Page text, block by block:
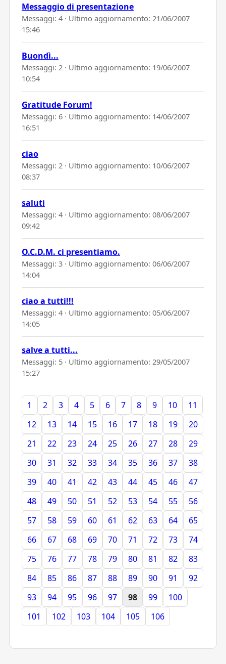
Messaggio di presentazione
Messaggi: 4 · Ultimo aggiornamento: 21/06/2007
15:46
Buondì...
Messaggi: 2 · Ultimo aggiornamento: 19/06/2007
10:54
Gratitude Forum!
Messaggi: 6 · Ultimo aggiornamento: 14/06/2007
16:51
ciao
Messaggi: 2 · Ultimo aggiornamento: 10/06/2007
08:37
saluti
Messaggi: 4 · Ultimo aggiornamento: 08/06/2007
09:42
O.C.D.M. ci presentiamo.
Messaggi: 3 · Ultimo aggiornamento: 06/06/2007
14:04
ciao a tutti!!!
Messaggi: 4 · Ultimo aggiornamento: 05/06/2007
14:05
salve a tutti...
Messaggi: 5 · Ultimo aggiornamento: 29/05/2007
15:27
1 2 3 4 5 6 7 8 9 10
11
12
13 14 15 16 17 18 19
20
21
22 23 24 25 26 27 28
29
30
31 32 33 34 35 36 37
38
39
40 41 42 43 44 45 46
47
48
49 50 51 52 53 54 55
56
57
58 59 60 61 62 63 64
65
66
67 68 69 70 71 72 73
74
75
76 77 78 79 80 81 82
83
84
85 86 87 88 89 90 91
92
93
94 95 96 97 98 99
100
101
102 103 104 105 106